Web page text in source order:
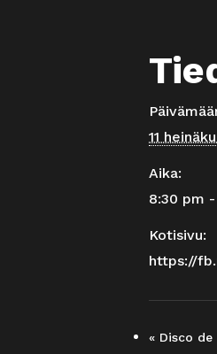
11
Aika:
8:30 pm -
Kotisivu:
https://
« Disco